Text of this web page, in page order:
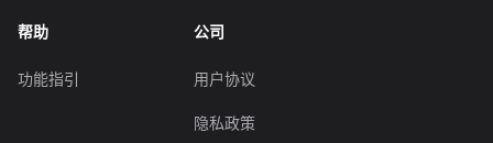
帮助
功能指引
公司
用户协议
隐私政策